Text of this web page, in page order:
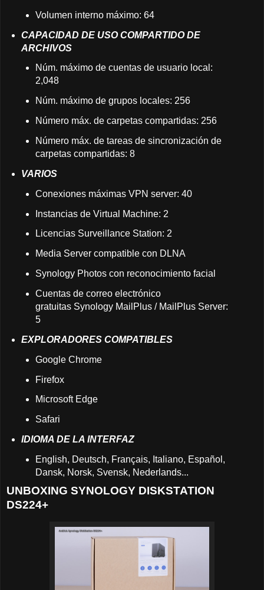
Volumen interno máximo: 64
CAPACIDAD DE USO COMPARTIDO DE
ARCHIVOS
Núm. máximo de cuentas de usuario local:
2,048
Núm. máximo de grupos locales: 256
Número máx. de carpetas compartidas: 256
Número máx. de tareas de sincronización de
carpetas compartidas: 8
VARIOS
Conexiones máximas VPN server: 40
Instancias de Virtual Machine: 2
Licencias Surveillance Station: 2
Media Server compatible con DLNA
Synology Photos con reconocimiento facial
Cuentas de correo electrónico
gratuitas Synology MailPlus / MailPlus Server:
5
EXPLORADORES COMPATIBLES
Google Chrome
Firefox
Microsoft Edge
Safari
IDIOMA DE LA INTERFAZ
English, Deutsch, Français, Italiano, Español,
Dansk, Norsk, Svensk, Nederlands...
UNBOXING SYNOLOGY DISKSTATION
DS224+